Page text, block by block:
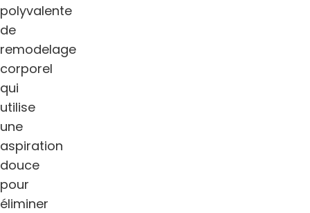
polyvalente
de
remodelage
corporel
qui
utilise
une
aspiration
douce
pour
éliminer